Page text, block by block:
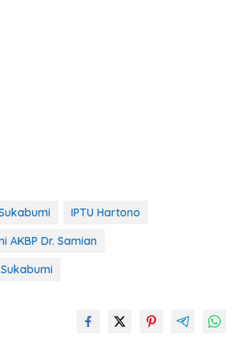
IPTU Hartono
AKBP Dr. Samian